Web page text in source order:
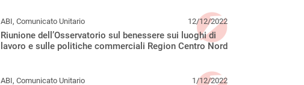
ABI, Comunicato Unitario 12/12/2022
Riunione dell’Osservatorio sul benessere sui luoghi di
lavoro e sulle politiche commerciali Region Centro Nord
ABI, Comunicato Unitario 1/12/2022